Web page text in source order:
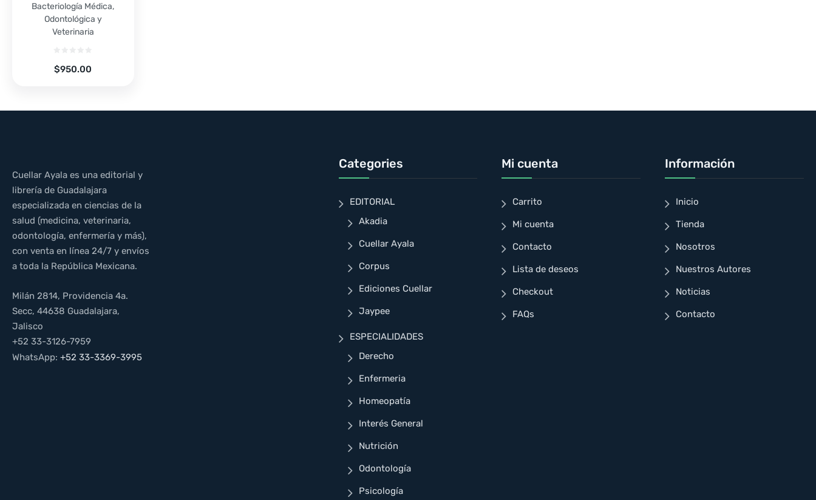
Bacteriología Médica,
Odontológica y
Veterinaria
$950.00
Cuellar Ayala es una editorial y
librería de Guadalajara
especializada en ciencias de la
salud (medicina, veterinaria,
odontología, enfermería y más),
con venta en línea 24/7 y envíos
a toda la República Mexicana.
Milán 2814, Providencia 4a.
Secc, 44638 Guadalajara,
Jalisco
+52 33-3126-7959
WhatsApp: +52 33-3369-3995
Categories
EDITORIAL
Akadia
Cuellar Ayala
Corpus
Ediciones Cuellar
Jaypee
ESPECIALIDADES
Derecho
Enfermeria
Homeopatía
Interés General
Nutrición
Odontología
Psicología
Mi cuenta
Carrito
Mi cuenta
Contacto
Lista de deseos
Checkout
FAQs
Información
Inicio
Tienda
Nosotros
Nuestros Autores
Noticias
Contacto